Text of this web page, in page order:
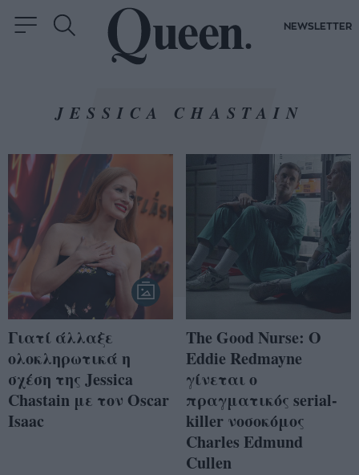
NEWSLETTER
JESSICA CHASTAIN
Γιατί άλλαξε
ολοκληρωτικά η
σχέση της Jessica
Chastain με τον Oscar
Isaac
The Good Nurse: Ο
Eddie Redmayne
γίνεται ο
πραγματικός serial-
killer νοσοκόμος
Charles Edmund
Cullen